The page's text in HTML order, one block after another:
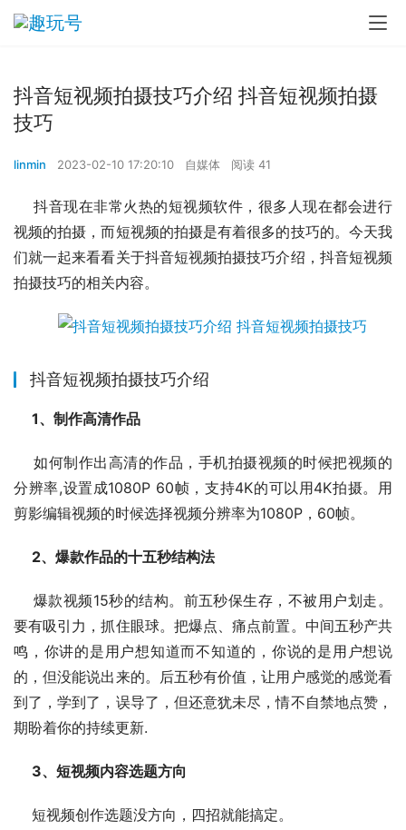
抖音短视频拍摄技巧介绍 抖音短视频拍摄
技巧
linmin 2023-02-10 17:20:10 自媒体 阅读 41
视频的拍摄，而短视频的拍摄是有着很多的技巧的。今天我
们就一起来看看关于抖音短视频拍摄技巧介绍，抖音短视频
拍摄技巧的相关内容。
抖音短视频拍摄技巧介绍
1、制作高清作品
分辨率,设置成1080P 60帧，支持4K的可以用4K拍摄。用
剪影编辑视频的时候选择视频分辨率为1080P，60帧。
2、爆款作品的十五秒结构法
要有吸引力，抓住眼球。把爆点、痛点前置。中间五秒产共
鸣，你讲的是用户想知道而不知道的，你说的是用户想说
的，但没能说出来的。后五秒有价值，让用户感觉的感觉看
到了，学到了，误导了，但还意犹未尽，情不自禁地点赞，
期盼着你的持续更新.
3、短视频内容选题方向
    短视频创作选题没方向，四招就能搞定。